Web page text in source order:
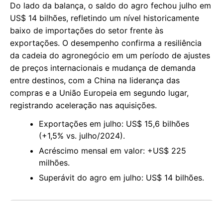
Do lado da balança, o saldo do agro fechou julho em
US$ 14 bilhões, refletindo um nível historicamente
baixo de importações do setor frente às
exportações. O desempenho confirma a resiliência
da cadeia do agronegócio em um período de ajustes
de preços internacionais e mudança de demanda
entre destinos, com a China na liderança das
compras e a União Europeia em segundo lugar,
registrando aceleração nas aquisições.
Exportações em julho: US$ 15,6 bilhões
(+1,5% vs. julho/2024).
Acréscimo mensal em valor: +US$ 225
milhões.
Superávit do agro em julho: US$ 14 bilhões.